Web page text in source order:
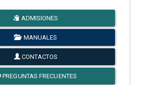
ADMISIONES
MANUALES
CONTACTOS
PREGUNTAS FRECUENTES